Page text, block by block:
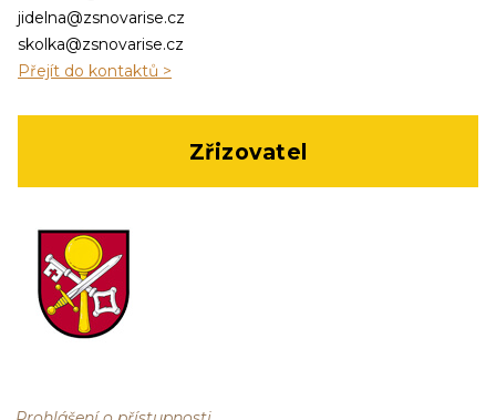
jidelna@zsnovarise.cz
skolka@zsnovarise.cz
Přejít do kontaktů >
Zřizovatel